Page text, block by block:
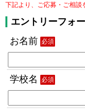
下記より、ご応募・ご相談
エントリーフォ
お名前 必須
学校名 必須